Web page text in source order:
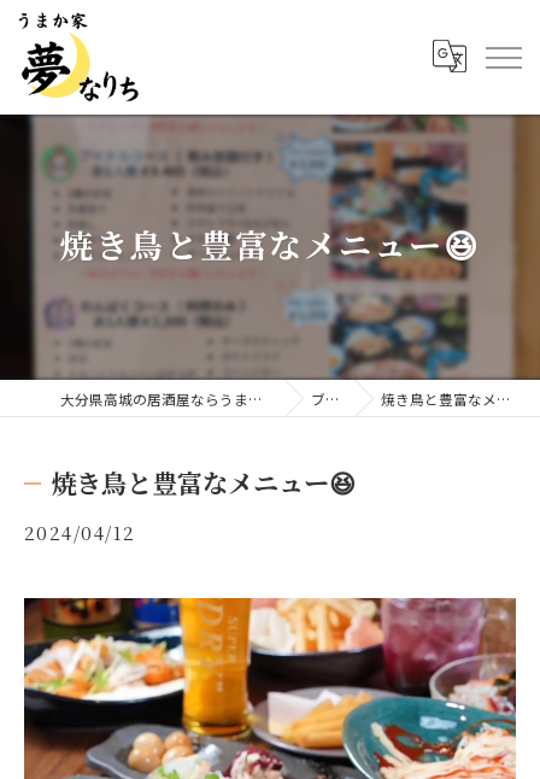
焼き鳥と豊富なメニュー😆
大分県高城の居酒屋ならうまか家 夢なりち ブログ 焼き鳥と豊富なメニュー😆
焼き鳥と豊富なメニュー😆
2024/04/12